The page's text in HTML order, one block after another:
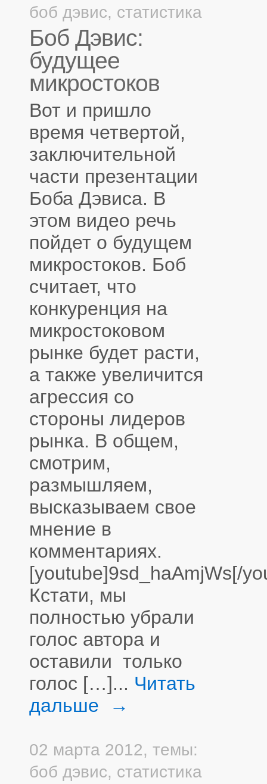
боб дэвис, статистика
Боб Дэвис:
будущее
микростоков
Вот и пришло
время четвертой,
заключительной
части презентации
Боба Дэвиса. В
этом видео речь
пойдет о будущем
микростоков. Боб
считает, что
конкуренция на
микростоковом
рынке будет расти,
а также увеличится
агрессия со
стороны лидеров
рынка. В общем,
смотрим,
размышляем,
высказываем свое
мнение в
комментариях.
[youtube]9sd_haAmjWs[/
Кстати, мы
полностью убрали
голос автора и
оставили только
голос […]... Читать
дальше →
02 марта 2012, темы:
боб дэвис, статистика